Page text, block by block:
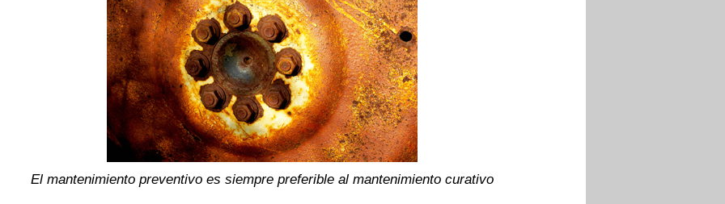
El mantenimiento preventivo es siempre preferible al mantenimiento curativo